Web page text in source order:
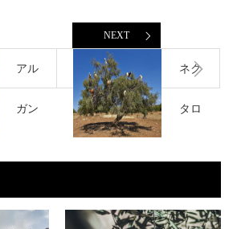
アル
ガン
NEXT
ネク
タロ